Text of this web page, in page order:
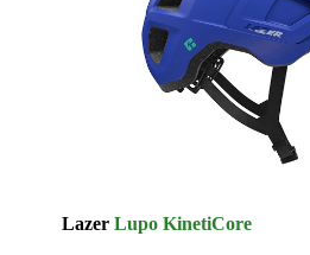
LazerLupo KinetiCore